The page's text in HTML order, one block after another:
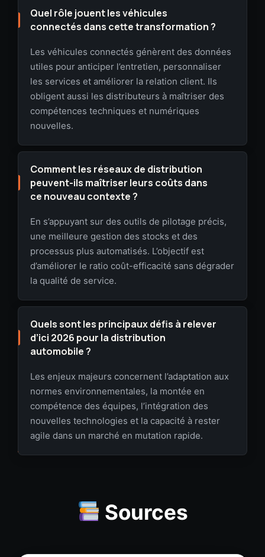
Quel rôle jouent les véhicules
connectés dans cette transformation ?
Les véhicules connectés génèrent des données
utiles pour anticiper l’entretien, personnaliser
les services et améliorer la relation client. Ils
obligent aussi les distributeurs à maîtriser des
compétences techniques et numériques
nouvelles.
Comment les réseaux de distribution
peuvent-ils maîtriser leurs coûts dans
ce nouveau contexte ?
En s’appuyant sur des outils de pilotage précis,
une meilleure gestion des stocks et des
processus plus automatisés. L’objectif est
d’améliorer le ratio coût-efficacité sans dégrader
la qualité de service.
Quels sont les principaux défis à relever
d’ici 2026 pour la distribution
automobile ?
Les enjeux majeurs concernent l’adaptation aux
normes environnementales, la montée en
compétence des équipes, l’intégration des
nouvelles technologies et la capacité à rester
agile dans un marché en mutation rapide.
Sources